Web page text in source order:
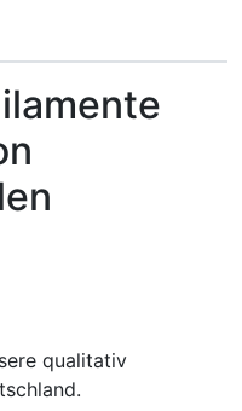
qualitativ